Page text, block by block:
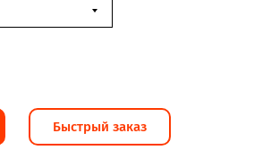
Быстрый заказ